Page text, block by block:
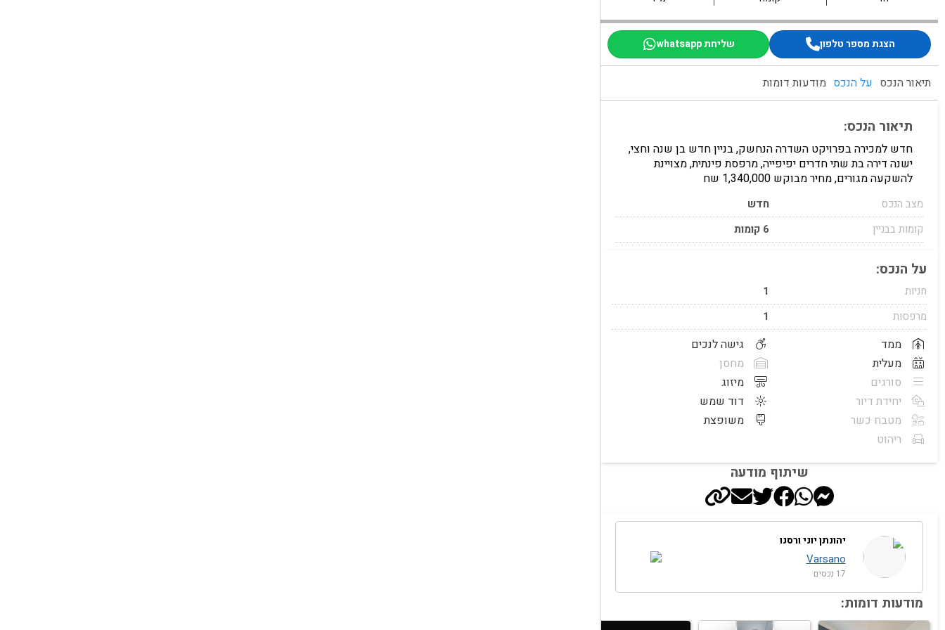
הצגת מספר טלפון שליחת whatsapp
תיאור הנכס על הנכס מודעות דומות
תיאור הנכס:
חדש למכירה בפרויקט השדרה הנחשק, בניין חדש בן שנה וחצי,
ישנה דירה בת שתי חדרים יפיפייה, מרפסת פינתית, מצויינת
להשקעה מגורים, מחיר מבוקש 1,340,000 שח
מצב הנכס
חדש
קומות בבניין
6 קומות
על הנכס:
חניות
1
מרפסות
1
ממד
מעלית
סורגים
יחידת דיור
מטבח כשר
ריהוט
גישה לנכים
מחסן
מיזוג
דוד שמש
משופצת
שיתוף מודעה
יהונתן יוני ורסנו
Varsano
17 נכסים
מודעות דומות: